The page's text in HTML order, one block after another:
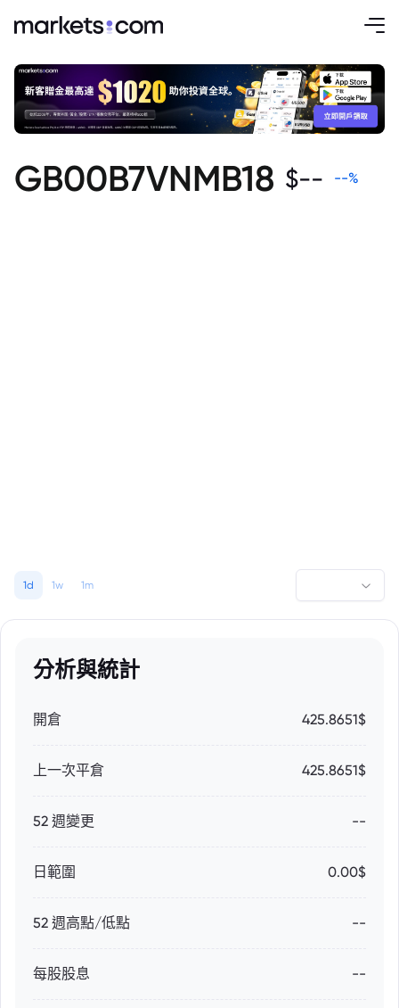
GB00B7VNMB18 $-- --%
1d 1w 1m
分析與統計
開倉 425.8651$
上一次平倉 425.8651$
52 週變更 --
日範圍 0.00$
52 週高點/低點 --
每股股息 --